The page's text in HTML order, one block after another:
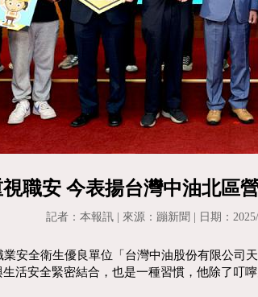
職安 今表揚台灣中油北區
記者：本報訊 | 來源：蹦新聞 | 日期：
安全衛生優良單位「台灣中油股份有限公
活安全緊密結合，也是一種習慣，他除了叮